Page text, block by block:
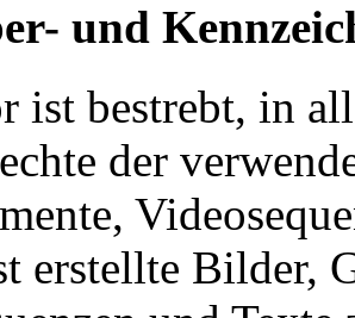
und
ist bestrebt, in
der
erstellte Bilder,